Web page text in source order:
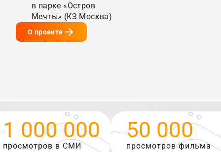
в парке «Остров
Мечты» (КЗ Москва)
О проекте
1 000 000
просмотров в СМИ
50 000
просмотров фильма